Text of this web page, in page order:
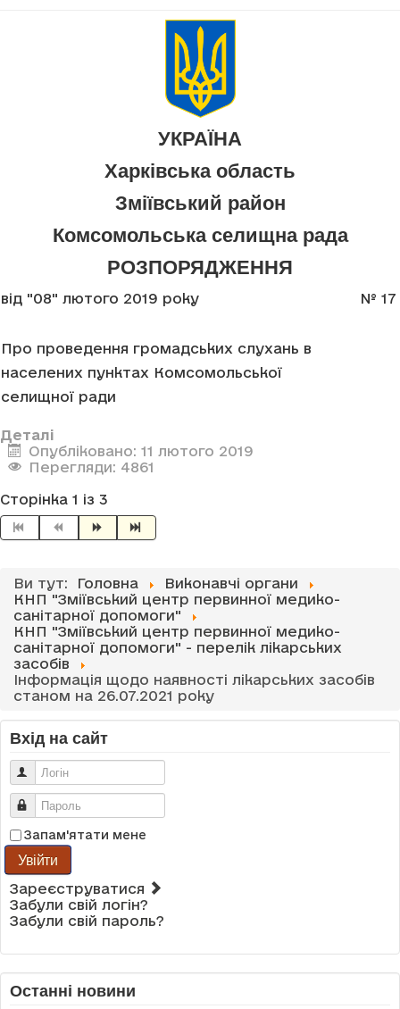
УКРАЇНА
Харківська область
Зміївський район
Комсомольська селищна рада
РОЗПОРЯДЖЕННЯ
від "08" лютого 2019 року № 17
Про проведення громадських слухань в
населених пунктах Комсомольської
селищної ради
Деталі
Опубліковано: 11 лютого 2019
Перегляди: 4861
Сторінка 1 із 3
Ви тут: Головна
Виконавчі органи
КНП "Зміївський центр первинної медико-
санітарної допомоги"
КНП "Зміївський центр первинної медико-
санітарної допомоги" - перелік лікарських
засобів
Інформація щодо наявності лікарських засобів
станом на 26.07.2021 року
Вхід на сайт
Логін
Пароль
Запам'ятати мене
Увійти
Зареєструватися
Забули свій логін?
Забули свій пароль?
Останні новини